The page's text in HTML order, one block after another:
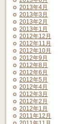
2013年4月
2013年3月
2013年2月
2013年1月
2012年12月
2012年11月
2012年10月
2012年9月
2012年8月
2012年6月
2012年5月
2012年4月
2012年3月
2012年2月
2012年1月
2011年12月